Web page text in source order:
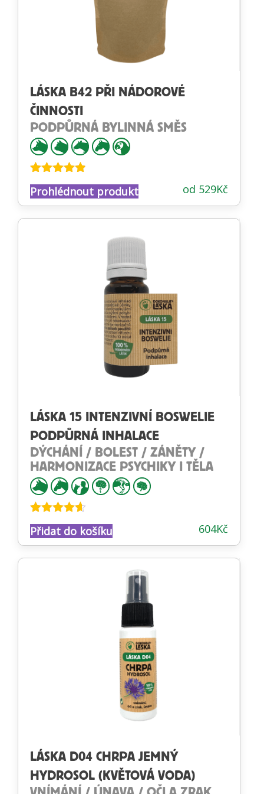
LÁSKA B42 PŘI NÁDOROVÉ
ČINNOSTI
PODPŮRNÁ BYLINNÁ SMĚS
Hodnocení
4.81z 5 od 529Kč
Prohlédnout produkt
LÁSKA 15 INTENZIVNÍ BOSWELIE
PODPŮRNÁ INHALACE
DÝCHÁNÍ / BOLEST / ZÁNĚTY /
HARMONIZACE PSYCHIKY I TĚLA
Hodnocení
4.54z 5 604Kč
Přidat do košíku
LÁSKA D04 CHRPA JEMNÝ
HYDROSOL (KVĚTOVÁ VODA)